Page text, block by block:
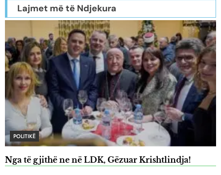
Lajmet më të Ndjekura
POLITIKË
Nga të gjithë ne në LDK, Gëzuar Krishtlindja!